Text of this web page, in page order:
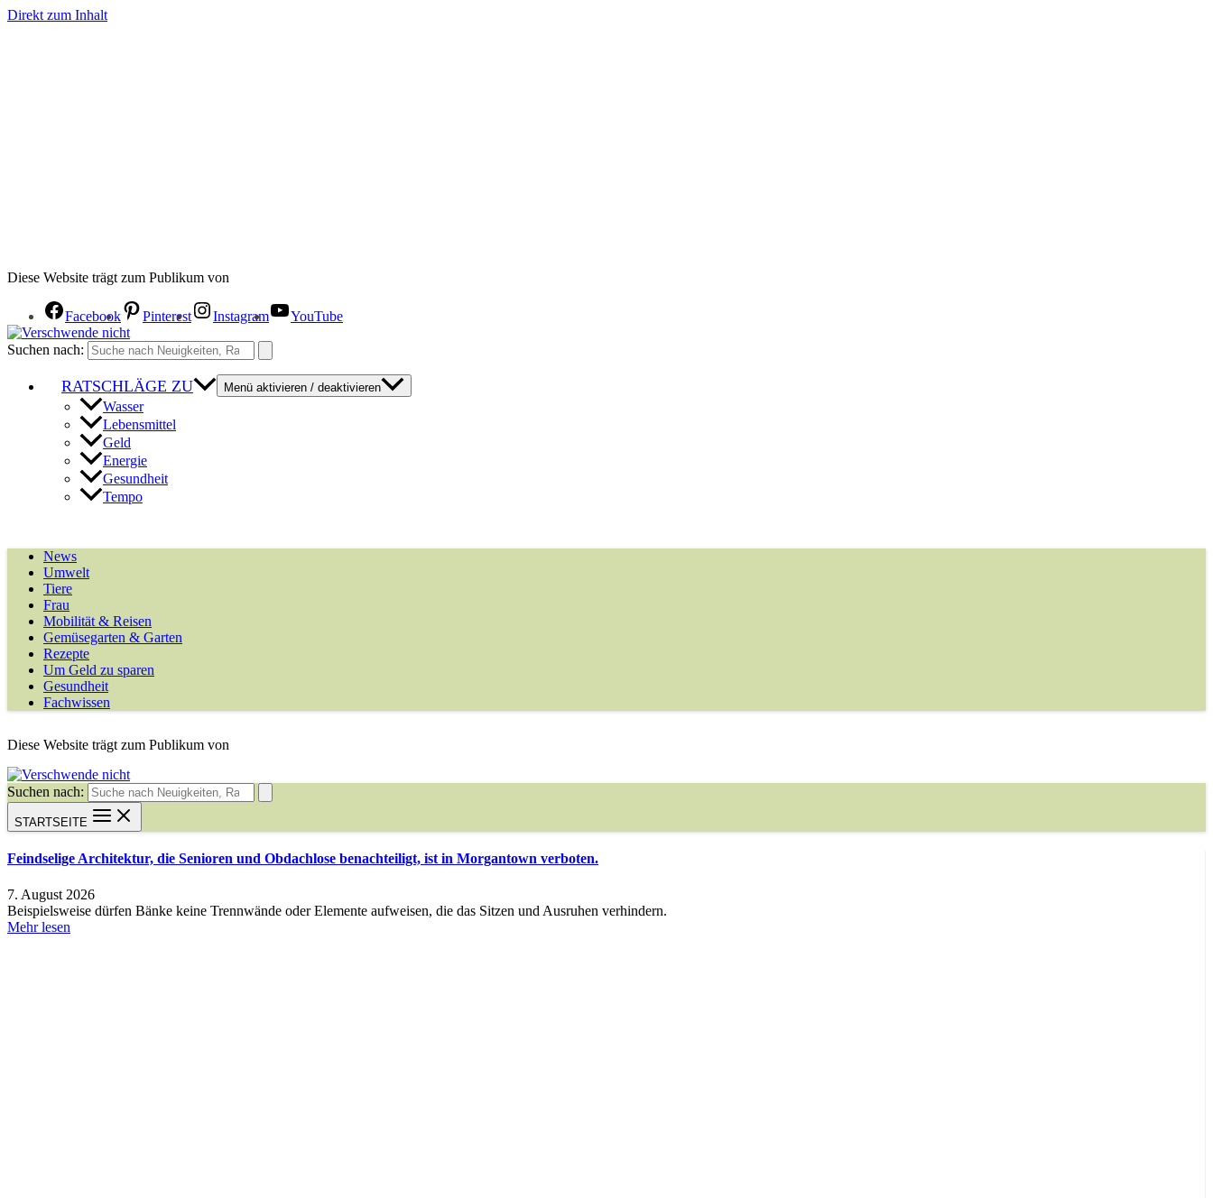
Direkt zum Inhalt
Diese Website trägt zum Publikum von
Facebook Pinterest Instagram YouTube
Suchen nach:
RATSCHLÄGE ZU Menü aktivieren / deaktivieren
Wasser
Lebensmittel
Geld
Energie
Gesundheit
Tempo
News
Umwelt
Tiere
Frau
Mobilität & Reisen
Gemüsegarten & Garten
Rezepte
Um Geld zu sparen
Gesundheit
Fachwissen
Diese Website trägt zum Publikum von
Suchen nach:
STARTSEITE
Feindselige Architektur, die Senioren und Obdachlose benachteiligt, ist in Morgantown verboten.
7. August 2026
Beispielsweise dürfen Bänke keine Trennwände oder Elemente aufweisen, die das Sitzen und Ausruhen verhindern.
Mehr lesen